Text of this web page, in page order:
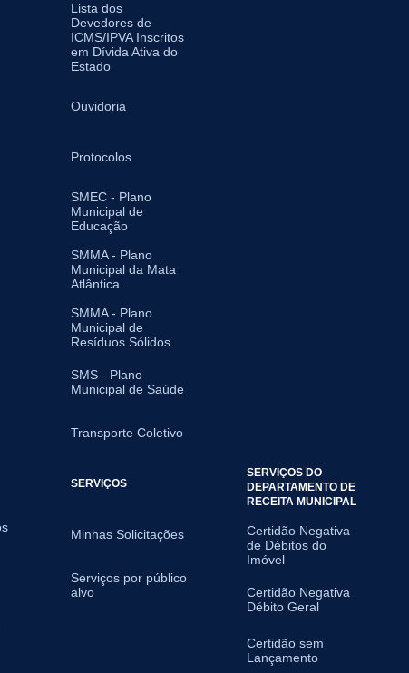
Lista dos
Devedores de
ICMS/IPVA Inscritos
em Dívida Ativa do
Estado
Ouvidoria
Protocolos
SMEC - Plano
Municipal de
Educação
SMMA - Plano
Municipal da Mata
Atlântica
SMMA - Plano
Municipal de
Resíduos Sólidos
SMS - Plano
Municipal de Saúde
Transporte Coletivo
SERVIÇOS
Minhas Solicitações
Serviços por público
alvo
SERVIÇOS DO
DEPARTAMENTO DE
RECEITA MUNICIPAL
Certidão Negativa
de Débitos do
Imóvel
Certidão Negativa
Débito Geral
Certidão sem
Lançamento